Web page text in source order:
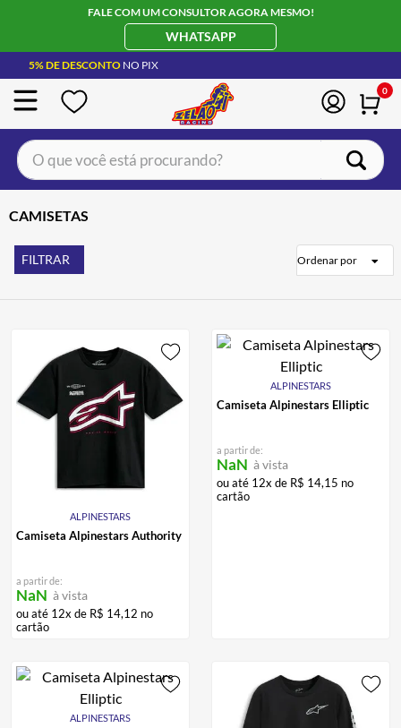
FALE COM UM CONSULTOR AGORA MESMO!
WHATSAPP
5% DE DESCONTO NO PIX
0
O que você está procurando?
CAMISETAS
FILTRAR Ordenar por
ALPINESTARS
Camiseta Alpinestars Authority
a partir de:
NaN à vista
ou até 12x de R$ 14,12 no
cartão
ALPINESTARS
Camiseta Alpinestars Elliptic
a partir de:
NaN à vista
ou até 12x de R$ 14,15 no
cartão
ALPINESTARS
1º CAPACETE LS2
2º BOTA
LUVA
6 BAU
7º ALPINESTAR